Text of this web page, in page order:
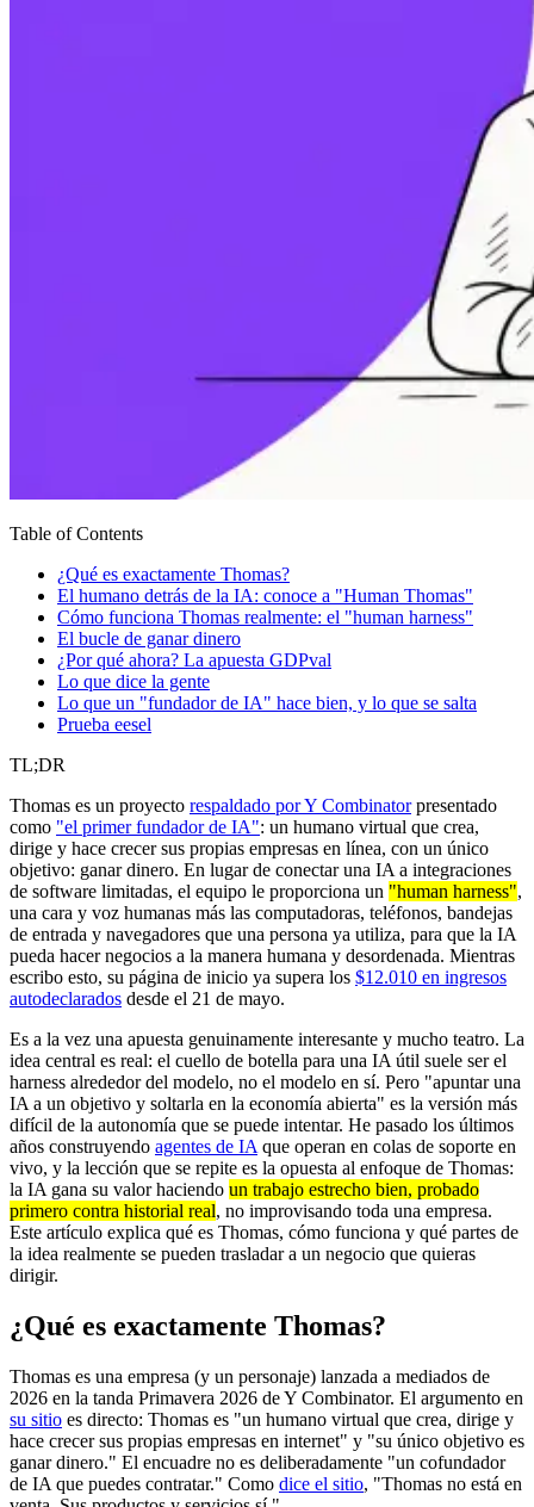
Table of Contents
¿Qué es exactamente Thomas?
El humano detrás de la IA: conoce a "Human Thomas"
Cómo funciona Thomas realmente: el "human harness"
El bucle de ganar dinero
¿Por qué ahora? La apuesta GDPval
Lo que dice la gente
Lo que un "fundador de IA" hace bien, y lo que se salta
Prueba eesel
TL;DR
Thomas es un proyecto respaldado por Y Combinatorpresentado
como "el primer fundador de IA": un humano virtual que crea,
dirige y hace crecer sus propias empresas en línea, con un único
objetivo: ganar dinero. En lugar de conectar una IA a integraciones
de software limitadas, el equipo le proporciona un "human harness",
una cara y voz humanas más las computadoras, teléfonos, bandejas
de entrada y navegadores que una persona ya utiliza, para que la IA
pueda hacer negocios a la manera humana y desordenada. Mientras
escribo esto, su página de inicio ya supera los $12.010 en ingresos
autodeclarados desde el 21 de mayo.
Es a la vez una apuesta genuinamente interesante y mucho teatro. La
idea central es real: el cuello de botella para una IA útil suele ser el
harness alrededor del modelo, no el modelo en sí. Pero "apuntar una
IA a un objetivo y soltarla en la economía abierta" es la versión más
difícil de la autonomía que se puede intentar. He pasado los últimos
años construyendo agentes de IA que operan en colas de soporte en
vivo, y la lección que se repite es la opuesta al enfoque de Thomas:
la IA gana su valor haciendo un trabajo estrecho bien, probado
primero contra historial real, no improvisando toda una empresa.
Este artículo explica qué es Thomas, cómo funciona y qué partes de
la idea realmente se pueden trasladar a un negocio que quieras
dirigir.
¿Qué es exactamente Thomas?
Thomas es una empresa (y un personaje) lanzada a mediados de
2026 en la tanda Primavera 2026 de Y Combinator. El argumento en
su sitio es directo: Thomas es "un humano virtual que crea, dirige y
hace crecer sus propias empresas en internet" y "su único objetivo es
ganar dinero." El encuadre no es deliberadamente "un cofundador
de IA que puedes contratar." Como dice el sitio, "Thomas no está en